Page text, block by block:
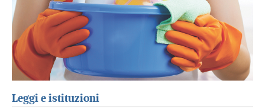
Leggi e istituzioni